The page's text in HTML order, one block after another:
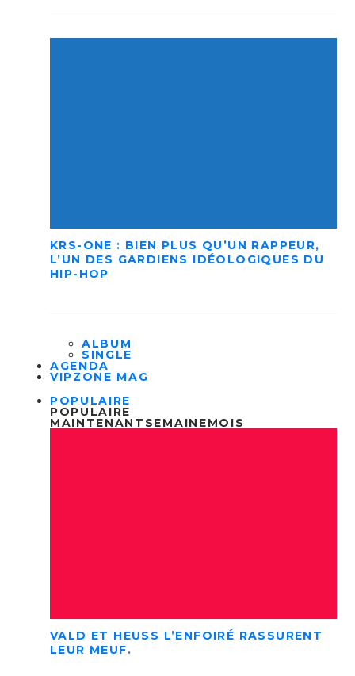
KRS-ONE : BIEN PLUS QU’UN RAPPEUR,
L’UN DES GARDIENS IDÉOLOGIQUES DU
HIP-HOP
ALBUM
SINGLE
AGENDA
VIPZONE MAG
POPULAIRE
POPULAIRE
MAINTENANT SEMAINEMOIS
VALD ET HEUSS L’ENFOIRÉ RASSURENT
LEUR MEUF.